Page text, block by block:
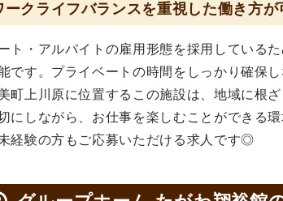
ークライフバランスを重視した働き方が
ト・アルバイトの雇用形態を採用している
です。プライベートの時間をしっかり確保
町上川原に位置するこの施設は、地域に根
にしながら、お仕事を楽しむことができる環
経験の方もご応募いただける求人です◎